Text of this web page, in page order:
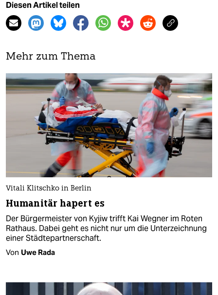
Diesen Artikel teilen
Mehr zum Thema
Vitali Klitschko in Berlin
Humanitär hapert es
Der Bürgermeister von Kyjiw trifft Kai Wegner im Roten
Rathaus. Dabei geht es nicht nur um die Unterzeichnung
einer Städtepartnerschaft.
Von Uwe Rada